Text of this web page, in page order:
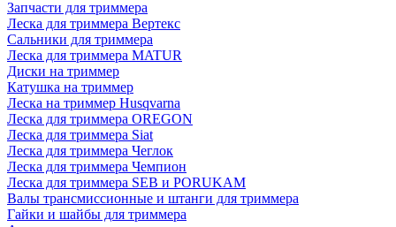
Запчасти для триммера
Леска для триммера Вертекс
Сальники для триммера
Леска для триммера MATUR
Диски на триммер
Катушка на триммер
Леска на триммер Husqvarna
Леска для триммера OREGON
Леска для триммера Siat
Леска для триммера Чеглок
Леска для триммера Чемпион
Леска для триммера SEB и PORUKAM
Валы трансмиссионные и штанги для триммера
Гайки и шайбы для триммера